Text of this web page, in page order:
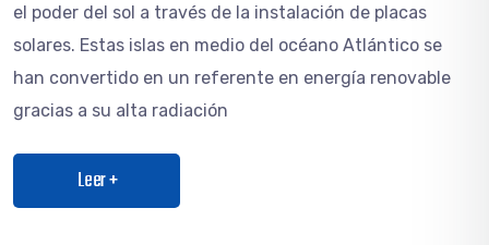
el poder del sol a través de la instalación de placas
solares. Estas islas en medio del océano Atlántico se
han convertido en un referente en energía renovable
gracias a su alta radiación
Leer +